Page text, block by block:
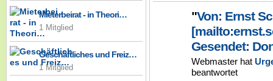
Mieterbeirat - in Theori…
1 Mitglied
Geschäftliches und Freiz…
1 Mitglied
"Von: Ernst
Gesendet:
Webmaster hat
beantwortet